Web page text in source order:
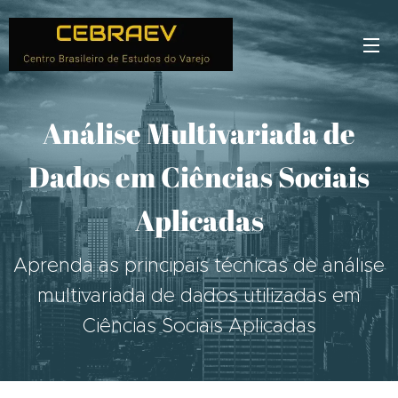
Análise Multivariada de
Dados em Ciências Sociais
Aplicadas
Aprenda as principais técnicas de análise
multivariada de dados utilizadas em
Ciências Sociais Aplicadas